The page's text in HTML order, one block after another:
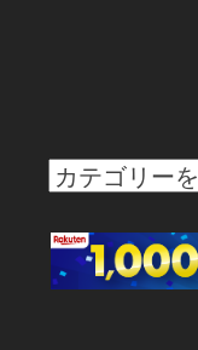
カ
ゴ
リ